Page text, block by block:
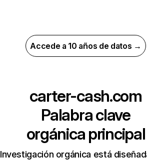
Accede a 10 años de datos →
carter-cash.com
Palabra clave
orgánica principal
Investigación orgánica está